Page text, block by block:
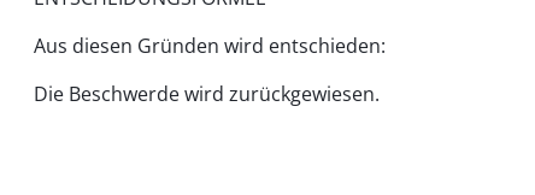
Aus diesen Gründen wird entschieden:
Die Beschwerde wird zurückgewiesen.